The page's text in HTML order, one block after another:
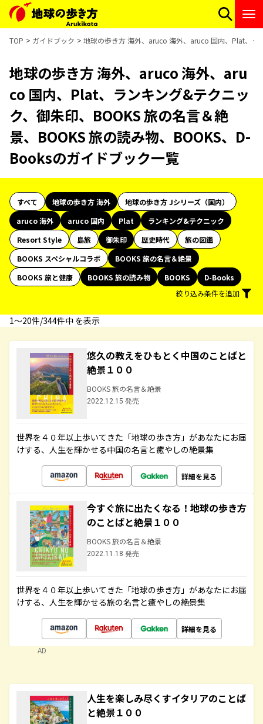
TOP ガイドブック 地球の歩き方 海外、aruco 海外、aruco 国内、Plat、ラ
地球の歩き方 海外、aruco 海外、aru
co 国内、Plat、ランキング&テクニッ
ク、御朱印、BOOKS 旅の名言＆絶
景、BOOKS 旅の読み物、BOOKS、D-
Booksのガイドブック一覧
すべて 地球の歩き方 海外
地球の歩き方 Jシリーズ（国内）
aruco 海外
aruco 国内 Plat
ランキング&テクニック
Resort Style
島旅 御朱印 歴史時代
旅の図鑑
BOOKS スペシャルコラボ
BOOKS 旅の名言＆絶景
BOOKS 旅と健康
BOOKS 旅の読み物 BOOKS
D-Books
絞り込み条件を追加
1〜20件/344件中 を表示
悠久の教えをひもとく中国のことばと
絶景１００
BOOKS 旅の名言＆絶景
2022.12.15 発売
世界を４０年以上歩いてきた「地球の歩き方」があなたにお届
けする、人生を輝かせる中国の名言と癒やしの絶景集
詳細を見る
今すぐ旅に出たくなる！地球の歩き方
のことばと絶景１００
BOOKS 旅の名言＆絶景
2022.11.18 発売
世界を４０年以上歩いてきた「地球の歩き方」があなたにお届
けする、人生を輝かせる旅の名言と癒やしの絶景集
詳細を見る
AD
人生を楽しみ尽くすイタリアのことば
と絶景１００